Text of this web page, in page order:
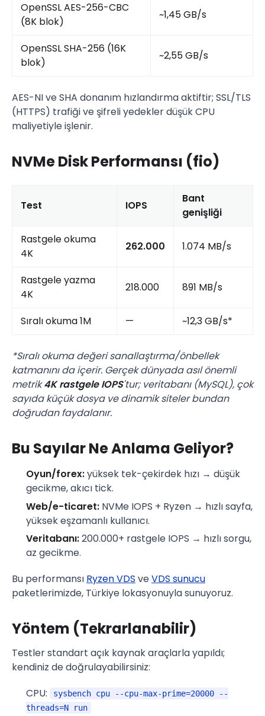
OpenSSL AES-256-CBC
(8K blok)
~1,45 GB/s
OpenSSL SHA-256 (16K
blok)
~2,55 GB/s
AES-NI ve SHA donanım hızlandırma aktiftir; SSL/TLS
(HTTPS) trafiği ve şifreli yedekler düşük CPU
maliyetiyle işlenir.
NVMe Disk Performansı (fio)
Test IOPS
Bant
genişliği
Rastgele okuma
4K
262.000 1.074 MB/s
Rastgele yazma
4K
218.000 891 MB/s
Sıralı okuma 1M — ~12,3 GB/s*
*Sıralı okuma değeri sanallaştırma/önbellek
katmanını da içerir. Gerçek dünyada asıl önemli
metrik4K rastgele IOPS'tur; veritabanı (MySQL), çok
sayıda küçük dosya ve dinamik siteler bundan
doğrudan faydalanır.
Bu Sayılar Ne Anlama Geliyor?
Oyun/forex:yüksek tek-çekirdek hızı → düşük
gecikme, akıcı tick.
Web/e-ticaret: NVMe IOPS + Ryzen → hızlı sayfa,
yüksek eşzamanlı kullanıcı.
Veritabanı:200.000+ rastgele IOPS → hızlı sorgu,
az gecikme.
Bu performansı Ryzen VDS veVDS sunucu
paketlerimizde, Türkiye lokasyonuyla sunuyoruz.
Yöntem (Tekrarlanabilir)
Testler standart açık kaynak araçlarla yapıldı;
kendiniz de doğrulayabilirsiniz:
CPU:
sysbench cpu --cpu-max-prime=20000 --
threads=N run